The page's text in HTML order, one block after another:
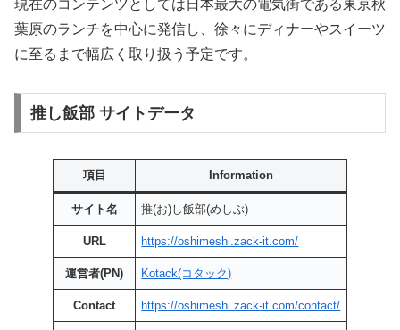
現在のコンテンツとしては日本最大の電気街である東京秋
葉原のランチを中心に発信し、徐々にディナーやスイーツ
に至るまで幅広く取り扱う予定です。
推し飯部 サイトデータ
項目 Information
サイト名 推(お)し飯部(めしぶ)
URL https://oshimeshi.zack-it.com/
運営者(PN) Kotack(コタック)
Contact https://oshimeshi.zack-it.com/contact/